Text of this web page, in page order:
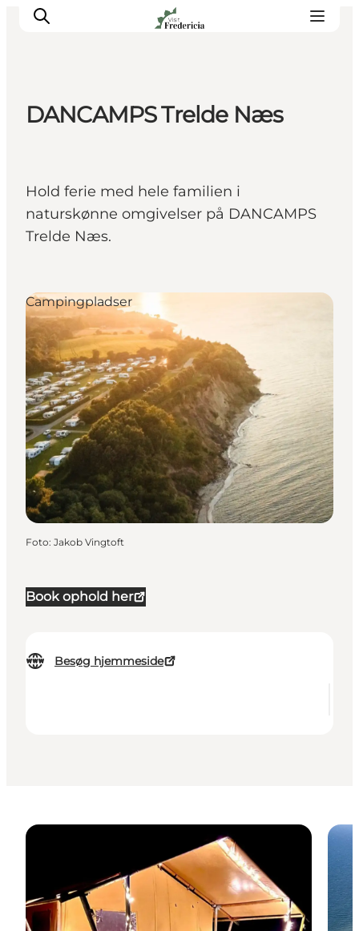
Spisesteder
Overnatning
Planlæg din tur
DANCAMPS Trelde Næs
Hold ferie med hele familien i
naturskønne omgivelser på DANCAMPS
Trelde Næs.
Book ophold her
Besøg hjemmeside
Campingpladser
Foto: Jakob Vingtoft